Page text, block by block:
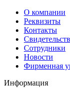
О компании
Реквизиты
Контакты
Сотрудники
Новости
Фирменная
Информация